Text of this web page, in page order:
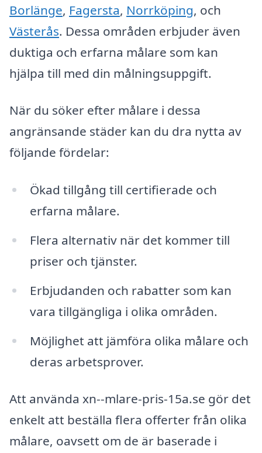
Borlänge, Fagersta, Norrköping, och
Västerås. Dessa områden erbjuder även
duktiga och erfarna målare som kan
hjälpa till med din målningsuppgift.
När du söker efter målare i dessa
angränsande städer kan du dra nytta av
följande fördelar:
Ökad tillgång till certifierade och
erfarna målare.
Flera alternativ när det kommer till
priser och tjänster.
Erbjudanden och rabatter som kan
vara tillgängliga i olika områden.
Möjlighet att jämföra olika målare och
deras arbetsprover.
Att använda xn--mlare-pris-15a.se gör det
enkelt att beställa flera offerter från olika
målare, oavsett om de är baserade i